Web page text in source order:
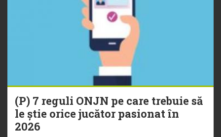
(P) 7 reguli ONJN pe care trebuie să
le știe orice jucător pasionat în
2026